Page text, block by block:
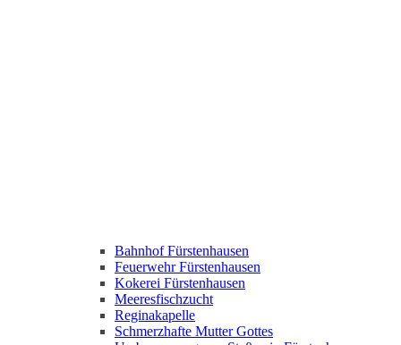
Bahnhof Fürstenhausen
Feuerwehr Fürstenhausen
Kokerei Fürstenhausen
Meeresfischzucht
Reginakapelle
Schmerzhafte Mutter Gottes